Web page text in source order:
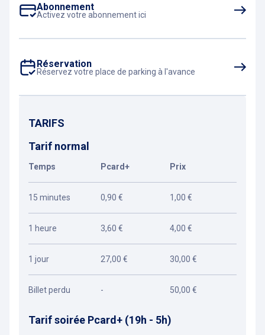
Abonnement
Activez votre abonnement ici
Réservation
Réservez votre place de parking à l'avance
TARIFS
Tarif normal
Temps Pcard+ Prix
15 minutes 0,90 € 1,00 €
1 heure 3,60 € 4,00 €
1 jour 27,00 € 30,00 €
Billet perdu - 50,00 €
Tarif soirée Pcard+ (19h - 5h)